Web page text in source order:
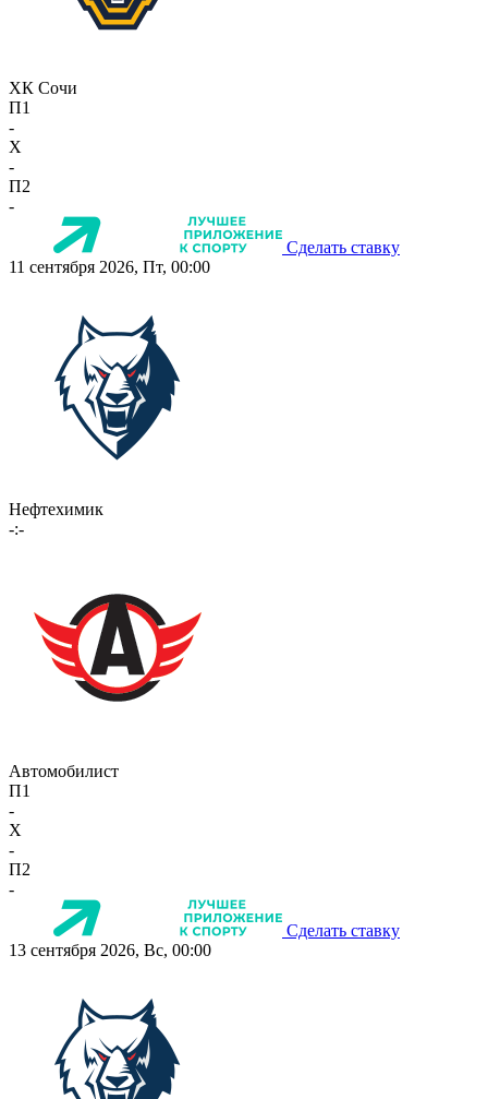
ХК Сочи
П1
-
X
-
П2
-
Сделать ставку
11 сентября 2026, Пт, 00:00
Нефтехимик
-:-
Автомобилист
П1
-
X
-
П2
-
Сделать ставку
13 сентября 2026, Вс, 00:00